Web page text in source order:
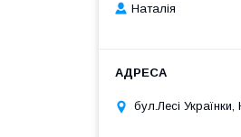
Наталія
бул.Лесі Українки,